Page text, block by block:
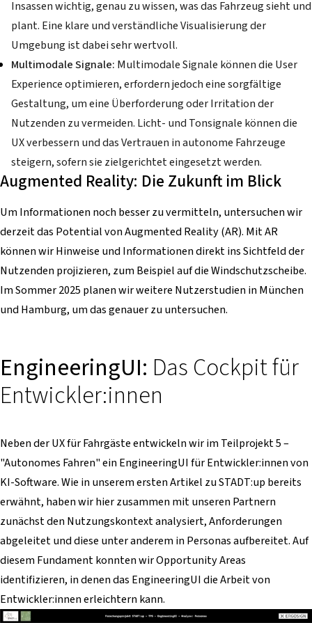
Insassen wichtig, genau zu wissen, was das Fahrzeug sieht und
plant. Eine klare und verständliche Visualisierung der
Umgebung ist dabei sehr wertvoll.
Multimodale Signale: Multimodale Signale können die User
Experience optimieren, erfordern jedoch eine sorgfältige
Gestaltung, um eine Überforderung oder Irritation der
Nutzenden zu vermeiden. Licht- und Tonsignale können die
UX verbessern und das Vertrauen in autonome Fahrzeuge
steigern, sofern sie zielgerichtet eingesetzt werden.
Augmented Reality: Die Zukunft im Blick
Um Informationen noch besser zu vermitteln, untersuchen wir
derzeit das Potential von Augmented Reality (AR). Mit AR
können wir Hinweise und Informationen direkt ins Sichtfeld der
Nutzenden projizieren, zum Beispiel auf die Windschutzscheibe.
Im Sommer 2025 planen wir weitere Nutzerstudien in München
und Hamburg, um das genauer zu untersuchen.
EngineeringUI: Das Cockpit für
Entwickler:innen
Neben der UX für Fahrgäste entwickeln wir im Teilprojekt 5 –
"Autonomes Fahren" ein EngineeringUI für Entwickler:innen von
KI-Software. Wie in unserem ersten Artikel zu STADT:up bereits
erwähnt, haben wir hier zusammen mit unseren Partnern
zunächst den Nutzungskontext analysiert, Anforderungen
abgeleitet und diese unter anderem in Personas aufbereitet. Auf
diesem Fundament konnten wir Opportunity Areas
identifizieren, in denen das EngineeringUI die Arbeit von
Entwickler:innen erleichtern kann.